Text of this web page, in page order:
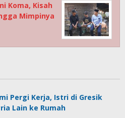
Koma, Kisah
Mimpinya
Pergi Kerja, Istri di Gresik
Lain ke Rumah